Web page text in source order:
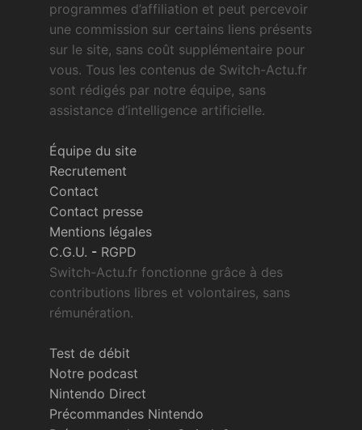
programmes d’affiliation et peut percevoir
une commission sur certains liens présents
sur le site, sans coût supplémentaire pour
vous. Tous les contenus de Switch-Actu.fr
sont rédigés par notre équipe, sans
assistance d’intelligence artificielle.
Équipe du site
Recrutement
Contact
Contact presse
Mentions légales
C.G.U. - RGPD
Switch-Actu.fr fonctionne grâce à des
contributions libres et volontaires, sans
rémunération.
Test de débit
Notre podcast
Nintendo Direct
Précommandes Nintendo